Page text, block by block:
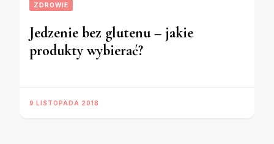
ZDROWIE
Jedzenie bez glutenu – jakie
produkty wybierać?
9 LISTOPADA 2018